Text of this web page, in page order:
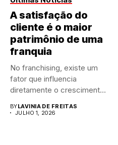
A satisfação do
cliente é o maior
patrimônio de uma
franquia
No franchising, existe um
fator que influencia
diretamente o crescimento
BYLAVINIA DE FREITAS
JULHO 1, 2026